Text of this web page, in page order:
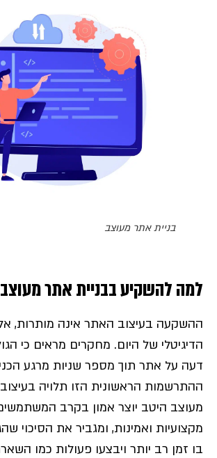
בניית אתר מעוצב
למה להשקיע בבניית אתר
ההשקעה בעיצוב האתר אינה מותרות,
הדיגיטלי של היום. מחקרים מראים כי
דעה על אתר תוך מספר שניות מרגע
ההתרשמות הראשונית הזו תלויה
מעוצב היטב יוצר אמון בקרב
מקצועיות ואמינות, ומגביר את הסיכוי
בו זמן רב יותר ויבצעו פעולות כמו